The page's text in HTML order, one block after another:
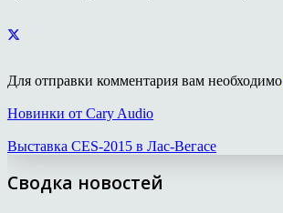
Для отправки комментария вам необходимо
Новинки от Cary Audio
Выставка CES-2015 в Лас-Вегасе
Сводка новостей